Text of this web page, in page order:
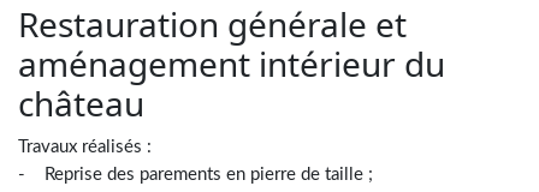
Restauration générale et
aménagement intérieur du
château
Travaux réalisés :
- Reprise des parements en pierre de taille ;